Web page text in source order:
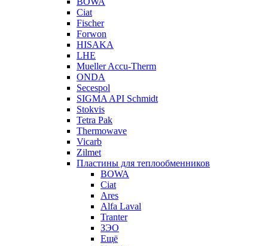
Ciat
Fischer
Forwon
HISAKA
LHE
Mueller Accu-Therm
ONDA
Secespol
SIGMA API Schmidt
Stokvis
Tetra Pak
Thermowave
Vicarb
Zilmet
Пластины для теплообменников
BOWA
Ciat
Ares
Alfa Laval
Tranter
ЗЭО
Ещё